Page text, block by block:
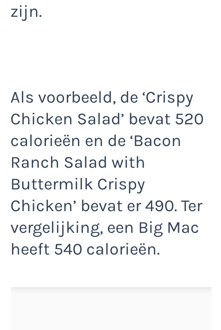
zijn.
Als voorbeeld, de ‘Crispy
Chicken Salad’ bevat 520
calorieën en de ‘Bacon
Ranch Salad with
Buttermilk Crispy
Chicken’ bevat er 490. Ter
vergelijking, een Big Mac
heeft 540 calorieën.